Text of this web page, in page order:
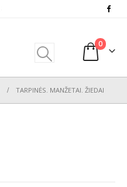
0
TARPINĖS. MANŽETAI. ŽIEDAI